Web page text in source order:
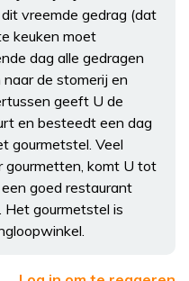
vreemde gedrag (dat
keuken moet
dag alle gedragen
de stomerij en
geeft U de
en besteedt een dag
gourmetstel. Veel
gourmetten, komt U tot
goed restaurant
Het gourmetstel is